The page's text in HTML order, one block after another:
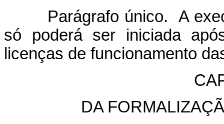
Parágrafo único. A
só poderá ser iniciada
licenças de funcionamento
DA